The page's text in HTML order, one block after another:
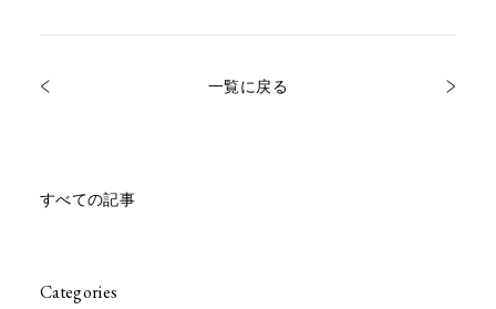
一覧に戻る
すべての記事
Categories